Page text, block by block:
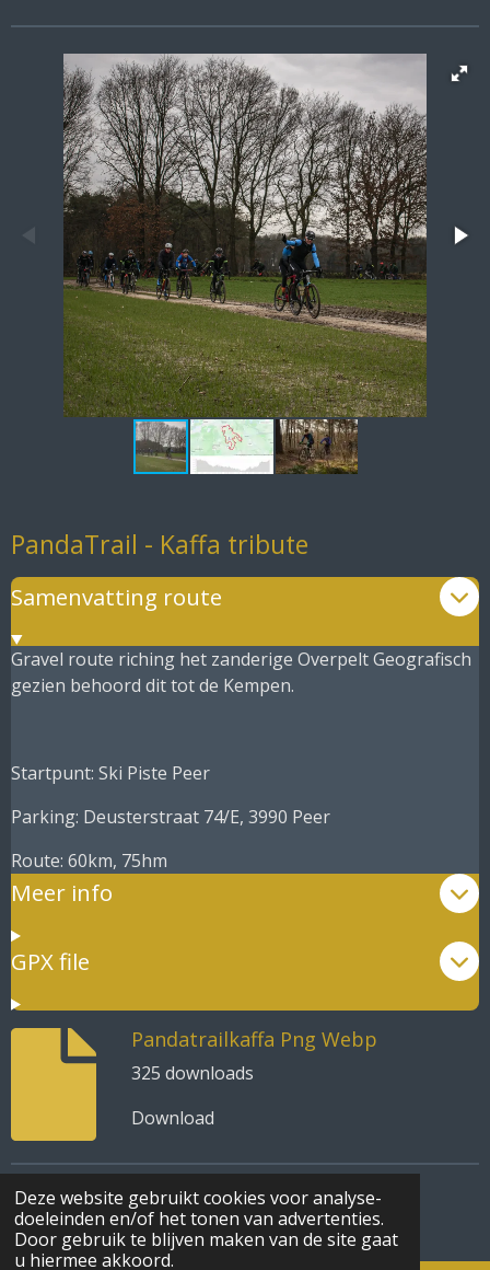
Deze website gebruikt cookies voor analyse-
doeleinden en/of het tonen van advertenties.
Door gebruik te blijven maken van de site gaat
u hiermee akkoord.
PandaTrail - Kaffa tribute
Samenvatting route
Gravel route riching het zanderige Overpelt Geografisch
gezien behoord dit tot de Kempen.
Startpunt: Ski Piste Peer
Parking: Deusterstraat 74/E, 3990 Peer
Route: 60km, 75hm
Meer info
GPX file
Pandatrailkaffa Png Webp
325 downloads
Download
© 2022 - 2026 PandaTrail
Powered byJouwWeb